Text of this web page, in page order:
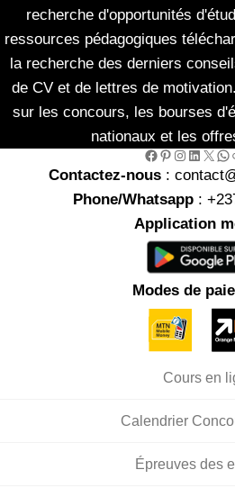
recherche d'opportunités
ressources pédagogiques
la recherche des derniers
de CV et de lettres de
sur les concours, les bourses
nationaux et les
Facebook Pinterest InstagramLinkedIn X WhatsApp
Contactez-nous :
Phone/Whatsapp:
Application
Modes de
Cours en
Calendrier
Épreuves des